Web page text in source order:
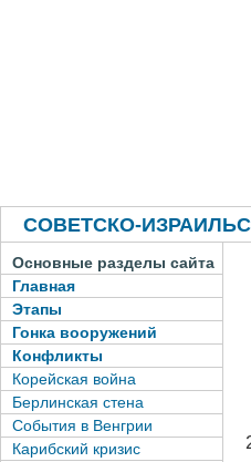
СОВЕТСКО-
Основные разделы сайта
Главная
Этапы
Гонка вооружений
Конфликты
Корейская война
Берлинская стена
События в Венгрии
Карибский кризис